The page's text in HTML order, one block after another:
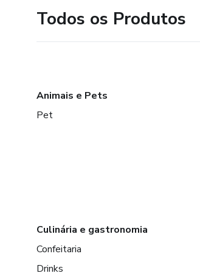
Todos os Produtos
Animais e Pets
Pet
Culinária e gastronomia
Confeitaria
Drinks